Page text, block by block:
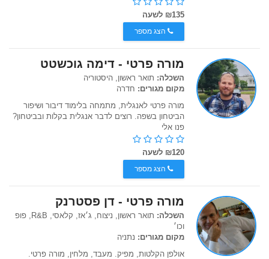
₪135 לשעה
הצג מספר
מורה פרטי - דימה גוכשטט
השכלה: תואר ראשון, היסטוריה
מקום מגורים: חדרה
מורה פרטי לאנגלית, מתמחה בלימוד דיבור ושיפור
הביטחון בשפה. רוצים לדבר אנגלית בקלות ובביטחון?
פנו אלי
₪120 לשעה
הצג מספר
מורה פרטי - דן פסטרנק
השכלה:
תואר ראשון, ניצוח, ג׳אז, קלאסי, R&B, פופ
וכו׳
מקום מגורים: נתניה
אולפן הקלטות, מפיק. מעבד, מלחין, מורה פרטי.